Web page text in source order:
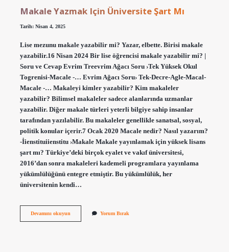
Makale Yazmak Için Üniversite Şart Mı
Tarih: Nisan 4, 2025
Lise mezunu makale yazabilir mi? Yazar, elbette. Birisi makale
yazabilir.16 Nisan 2024 Bir lise öğrencisi makale yazabilir mi? |
Soru ve Cevap Evrim Treevrim Ağacı Soru ›Tek Yüksek Okul
Togrenisi-Macale -… Evrim Ağacı Soru› Tek-Decre-Agle-Macal-
Macale -… Makaleyi kimler yazabilir? Kim makaleler
yazabilir? Bilimsel makaleler sadece alanlarında uzmanlar
yazabilir. Diğer makale türleri yeterli bilgiye sahip insanlar
tarafından yazılabilir. Bu makaleler genellikle sanatsal, sosyal,
politik konular içerir.7 Ocak 2020 Macale nedir? Nasıl yazarım?
-İienstituiienstitu ›Makale Makale yayınlamak için yüksek lisans
şart mı? Türkiye’deki birçok eyalet ve vakıf üniversitesi,
2016’dan sonra makaleleri kademeli programlara yayınlama
yükümlülüğünü entegre etmiştir. Bu yükümlülük, her
üniversitenin kendi…
Devamını okuyunMakale
Yorum Bırak